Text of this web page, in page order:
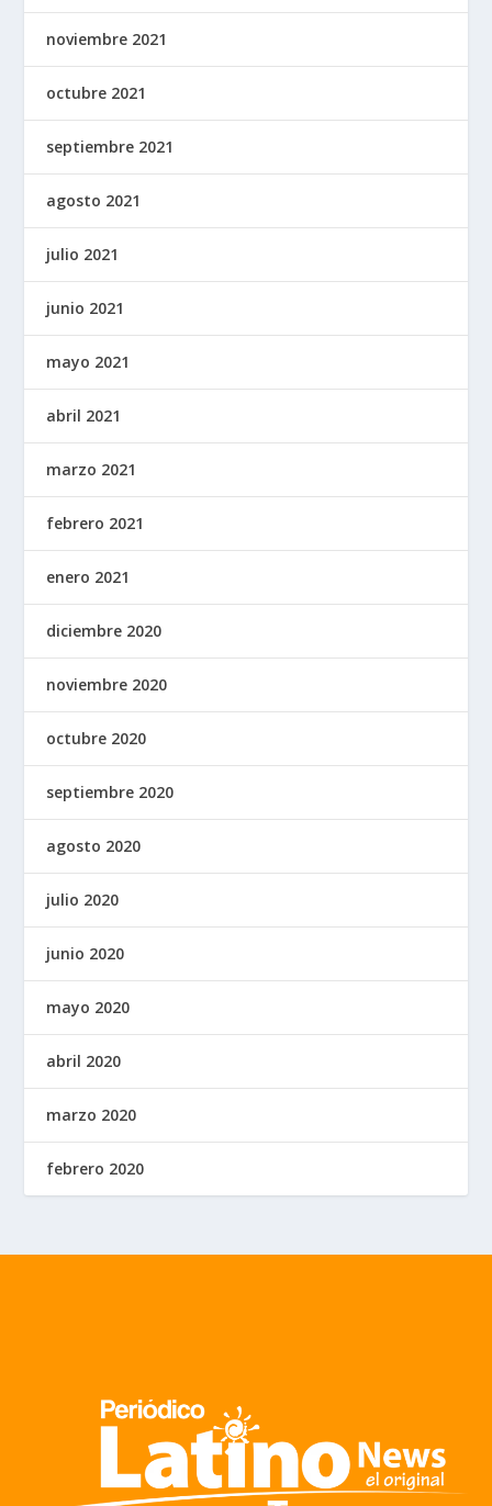
noviembre 2021
octubre 2021
septiembre 2021
agosto 2021
julio 2021
junio 2021
mayo 2021
abril 2021
marzo 2021
febrero 2021
enero 2021
diciembre 2020
noviembre 2020
octubre 2020
septiembre 2020
agosto 2020
julio 2020
junio 2020
mayo 2020
abril 2020
marzo 2020
febrero 2020